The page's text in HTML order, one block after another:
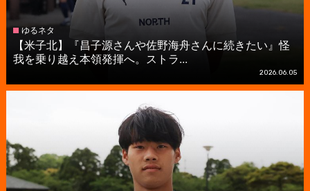
ゆるネタ
【米子北】『昌子源さんや佐野海舟さんに続きたい』怪
我を乗り越え本領発揮へ。ストラ...
2026.06.05